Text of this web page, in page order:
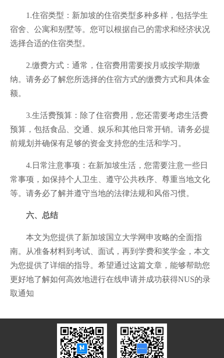
1.住宿类型：新加坡的住宿类型多种多样，包括学生
宿舍、公寓和别墅等。您可以根据自己的需求和经济状况
选择合适的住宿类型。
2.缴费方式：通常，住宿费用需要按月或按学期缴
纳。请务必了解您所选择的住宿方式的缴费方式和具体金
额。
3.生活费预算：除了住宿费用，您还需要考虑生活费
预算，包括食品、交通、娱乐和其他日常开销。请务必提
前规划并确保有足够的资金支持您的生活和学习。
4.日常注意事项：在新加坡生活，您需要注意一些日
常事项，如保持个人卫生、遵守公共秩序、尊重当地文化
等。请务必了解并遵守当地的法律法规和风俗习惯。
六、总结
本文为您提供了新加坡国立大学网申攻略的全面指
南。从准备材料到考试、面试，再到学费和奖学金，本文
为您提供了详细的指导。希望通过这篇文章，能够帮助您
更好地了解如何高效地进行在线申请并成功获得NUS的录
取通知